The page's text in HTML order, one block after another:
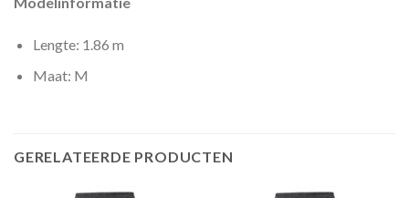
Lengte: 1.86 m
Maat: M
GERELATEERDE PRODUCTEN